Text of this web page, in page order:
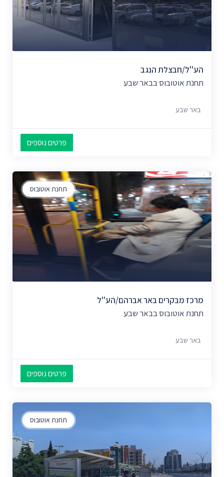
הע''ל/חבצלת הנגב
תחנת אוטובוס בבאר שבע
באר שבע
פרטים נוספים
תחנת אוטובוס
מרכז מבקרים באר אברהם/הע''ל
תחנת אוטובוס בבאר שבע
באר שבע
פרטים נוספים
תחנת אוטובוס